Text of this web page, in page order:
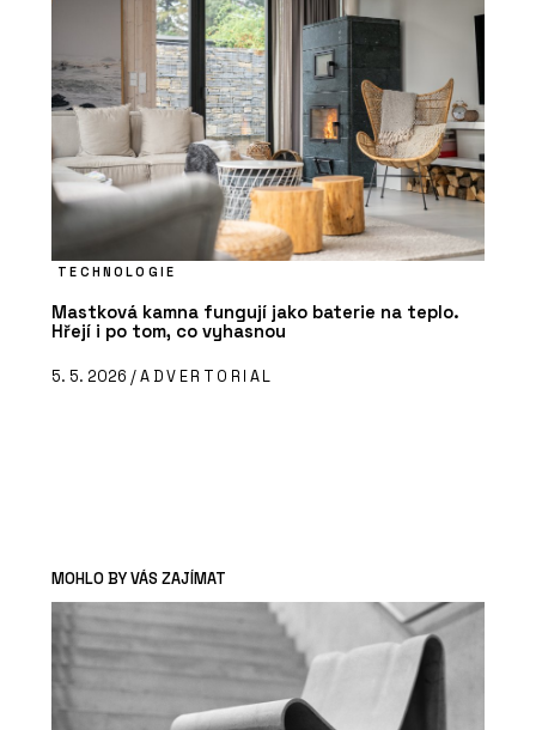
TECHNOLOGIE
Mastková kamna fungují jako baterie na teplo.
Hřejí i po tom, co vyhasnou
5. 5. 2026 /ADVERTORIAL
MOHLO BY VÁS ZAJÍMAT